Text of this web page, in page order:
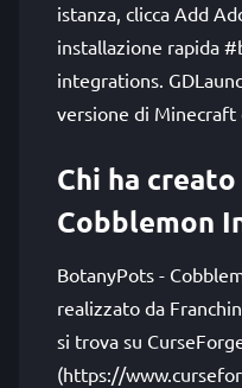
istanza, clicca Add
installazione rapida
integrations.
versione di
Chi ha
Cobblemon
BotanyPots -
realizzato da
si trova su
(https://